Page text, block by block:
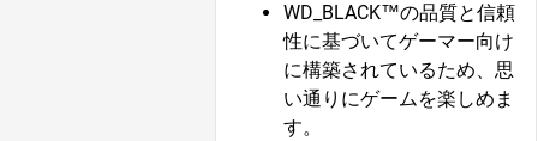
WD_BLACK™の品質と信頼
性に基づいてゲーマー向け
に構築されているため、思
い通りにゲームを楽しめま
す。